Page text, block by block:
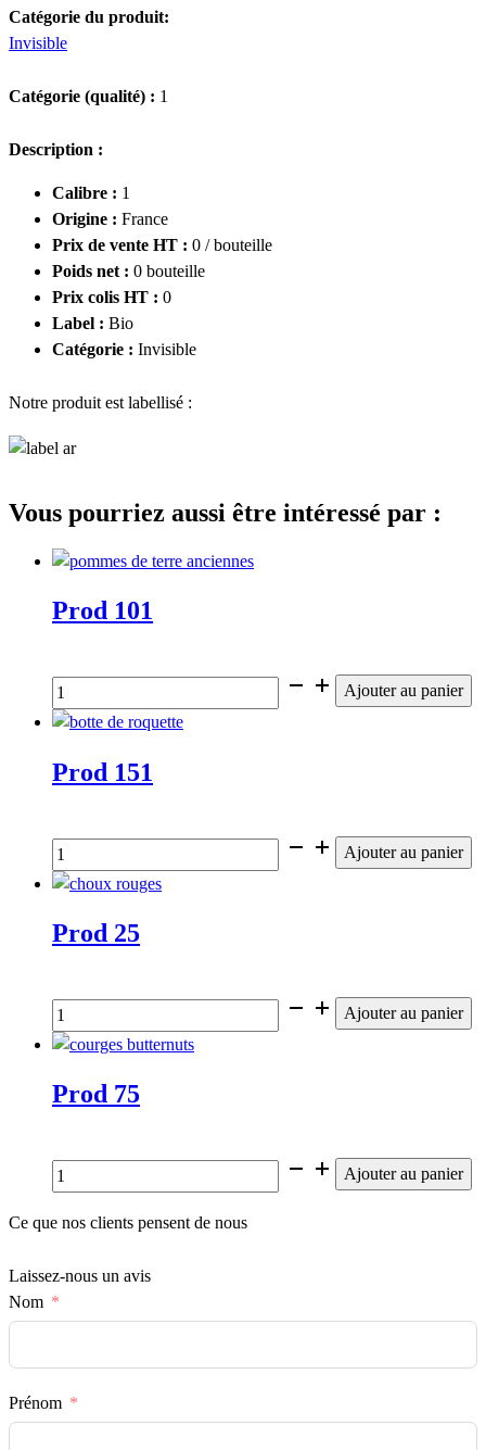
Catégorie du produit:
Invisible
Catégorie (qualité) : 1
Description :
Calibre : 1
Origine : France
Prix de vente HT : 0 / bouteille
Poids net : 0 bouteille
Prix colis HT : 0
Label : Bio
Catégorie : Invisible
Notre produit est labellisé :
Vous pourriez aussi être intéressé par :
Prod 101
quantité
de
101
Ajouter au panier
Prod 151
quantité
de
Prod
151
Ajouter au panier
Prod 25
quantité
de
Prod
25
Ajouter au panier
Prod 75
quantité
de
Prod
Ajouter au panier
Ce que nos clients pensent de nous
Laissez-nous un avis
Nom
Prénom